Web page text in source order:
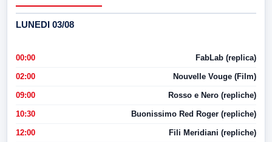
LUNEDI 03/08
00:00 FabLab (replica)
02:00 Nouvelle Vouge (Film)
09:00 Rosso e Nero (repliche)
10:30 Buonissimo Red Roger (repliche)
12:00 Fili Meridiani (repliche)